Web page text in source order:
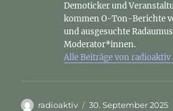
Demoticker und
kommen O-Ton-Berichte
und ausgesuchte
Moderator*innen.
Alle Beiträge von radioaktiv
Autor
radioaktiv
Veröffentlicht
30. September 2025